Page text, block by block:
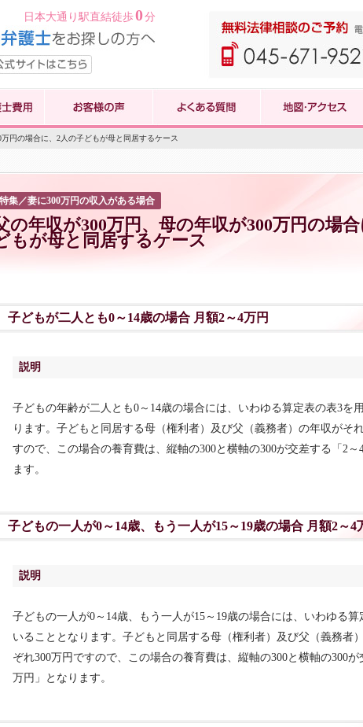
日本大通り駅直結徒歩0分
円の場合に、2人の子どもが母と同居するケース
特集／妻に300万円の収入がある場合
の年収が300万円、母の年収が300万円の場
もが母と同居するケース
子どもが二人とも0～14歳の場合 月額2～4万円
説明
子どもの年齢が二人とも0～14歳の場合には、いわゆる算定表の表3を
ります。子どもと同居する母（権利者）及び父（義務者）の年収がそ
すので、この場合の養育費は、縦軸の300と横軸の300が交差する「2～
ます。
子どもの一人が0～14歳、もう一人が15～19歳の場合 月額2～4
説明
子どもの一人が0～14歳、もう一人が15～19歳の場合には、いわゆる算
いることとなります。子どもと同居する母（権利者）及び父（義務者
ぞれ300万円ですので、この場合の養育費は、縦軸の300と横軸の300が
万円」となります。